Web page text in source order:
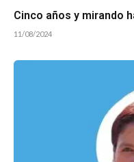
Cinco años y mirando
11/08/2024